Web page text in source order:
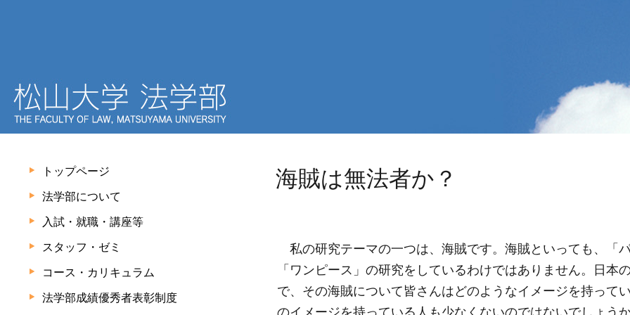
海賊は無法者か？
私の研究テーマの一つは、海賊です。海賊といっても、「
「ワンピース」の研究をしているわけではありません。日本
で、その海賊について皆さんはどのようなイメージを持って
のイメージを持っている人も少なくないのではないでしょう
トップページ
法学部について
入試・就職・講座等
スタッフ・ゼミ
コース・カリキュラム
法学部成績優秀者表彰制度